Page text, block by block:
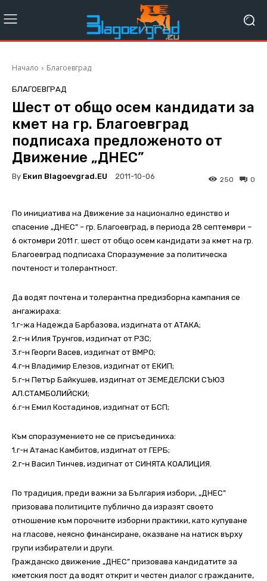
Начало Благоевград
БЛАГОЕВГРАД
Шест от общо осем кандидати за
кмет на гр. Благоевград
подписаха предложеното от
Движение „ДНЕС”
By Екип Blagoevgrad.EU 2011-10-06 0
250
По инициатива на Движение за национално единство и
спасение „ДНЕС” – гр. Благоевград, в периода 28 септември –
6 октомври 2011 г. шест от общо осем кандидати за кмет на гр.
Благоевград подписаха Споразумение за политическа
почтеност и толерантност.
Да водят почтена и толерантна предизборна кампания се
ангажираха:
1.г-жа Надежда Барбазова, издигната от АТАКА;
2.г-н Илия Трунгов, издигнат от РЗС;
3.г-н Георги Васев, издигнат от ВМРО;
4.г-н Владимир Елезов, издигнат от ЕКИП;
5.г-н Петър Байкушев, издигнат от ЗЕМЕДЕЛСКИ СЪЮЗ
АЛ.СТАМБОЛИЙСКИ;
6.г-н Емил Костадинов, издигнат от БСП;
Към споразумението не се присъединиха:
1.г-н Атанас Камбитов, издигнат от ГЕРБ;
2.г-н Васил Тинчев, издигнат от СИНЯТА КОАЛИЦИЯ.
По традиция, преди важни за България избори, „ДНЕС”
призовава политиците публично да изразят своето
отношение към порочните изборни практики, като купуване
на гласове, неясно финансиране, оказване на натиск върху
групи избиратели и други.
Гражданско движение „ДНЕС” призовава кандидатите за
кметския пост да водят открит и честен диалог с гражданите,